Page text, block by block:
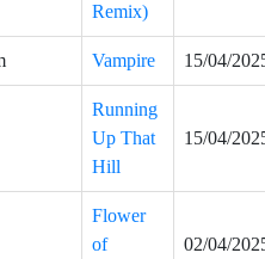
Remix)
Vampire 15/04/
Running
Up That
Hill
15/04/
Flower
of
02/04/